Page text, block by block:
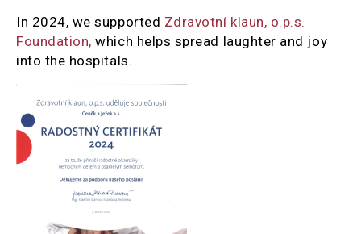
In 2024, we supported Zdravotní klaun, o.p.s.
Foundation,which helps spread laughter and joy
into the hospitals.